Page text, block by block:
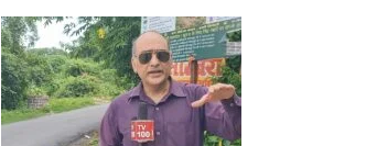
Today